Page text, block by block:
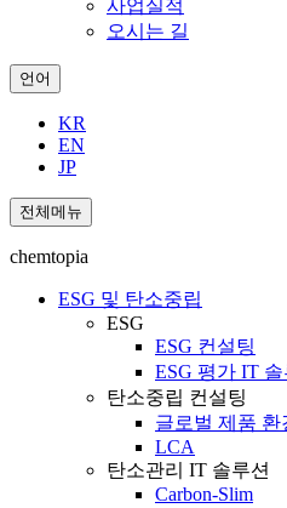
사업실적
오시는 길
언어
KR
EN
JP
전체메뉴
chemtopia
ESG 및 탄소중립
ESG
ESG 컨설팅
ESG 평가 IT 솔
탄소중립 컨설팅
글로벌 제품 환
LCA
탄소관리 IT 솔루션
Carbon-Slim